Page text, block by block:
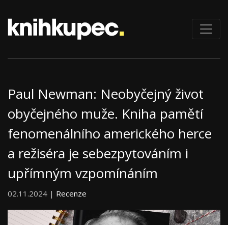
Paul Newman: Neobyčejný život
obyčejného muže. Kniha pamětí
fenomenálního amerického herce
a režiséra je sebezpytováním i
upřímným vzpomínáním
02.11.2024 | Recenze